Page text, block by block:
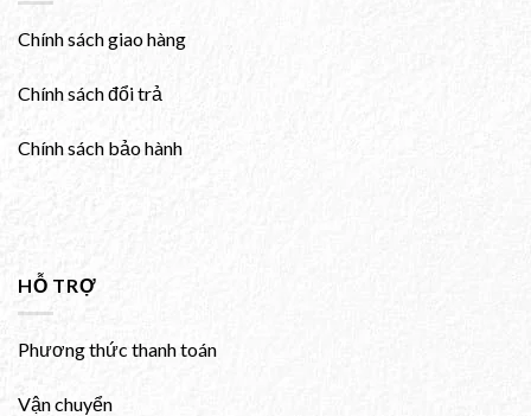
Chính sách giao hàng
Chính sách đổi trả
Chính sách bảo hành
HỖ TRỢ
Phương thức thanh toán
Vận chuyển